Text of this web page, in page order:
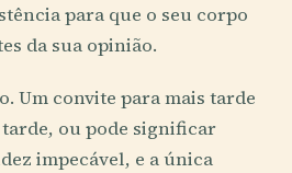
para que o seu corpo
da sua opinião.
Um convite para mais tarde
ou pode significar
impecável, e a única